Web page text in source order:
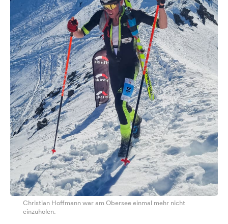
Christian Hoffmann war am Obersee einmal mehr nicht
einzuholen.